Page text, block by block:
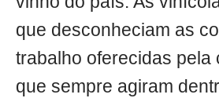
que desconheciam as
trabalho oferecidas pela
que sempre agiram